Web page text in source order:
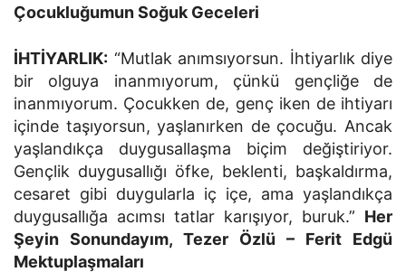
Çocukluğumun Soğuk Geceleri
İHTİYARLIK: “Mutlak anımsıyorsun. İhtiyarlık diye
bir olguya inanmıyorum, çünkü gençliğe de
inanmıyorum. Çocukken de, genç iken de ihtiyarı
içinde taşıyorsun, yaşlanırken de çocuğu. Ancak
yaşlandıkça duygusallaşma biçim değiştiriyor.
Gençlik duygusallığı öfke, beklenti, başkaldırma,
cesaret gibi duygularla iç içe, ama yaşlandıkça
duygusallığa acımsı tatlar karışıyor, buruk.” Her
Şeyin Sonundayım, Tezer Özlü – Ferit Edgü
Mektuplaşmaları